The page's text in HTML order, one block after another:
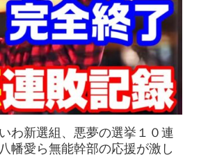
わ新選組、悪夢の選挙１０連
幡愛ら無能幹部の応援が激し